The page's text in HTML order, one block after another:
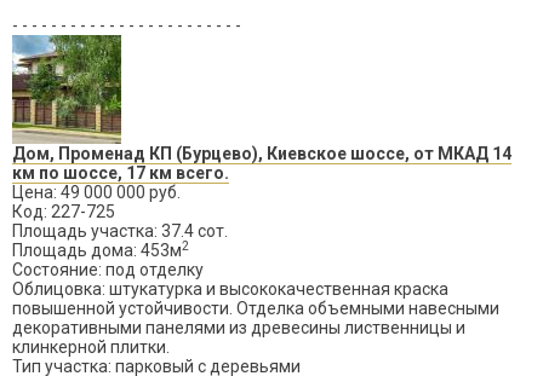
- - - - - - - - - - - - - - - - - - - - - - - -
Дом, Променад КП (Бурцево), Киевское шоссе, от МКАД 14
км по шоссе, 17 км всего.
Цена: 49 000 000 руб.
Код: 227-725
Площадь участка: 37.4 сот.
Площадь дома: 453м2
Состояние: под отделку
Облицовка: штукатурка и высококачественная краска
повышенной устойчивости. Отделка объемными навесными
декоративными панелями из древесины лиственницы и
клинкерной плитки.
Тип участка: парковый с деревьями